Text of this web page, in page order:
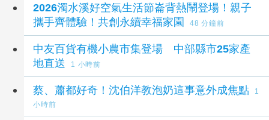
2026濁水溪好空氣生活節崙背熱鬧登場！親子
攜手齊體驗！共創永續幸福家園
48 分鐘前
中友百貨有機小農市集登場 中部縣市25家產
地直送
1 小時前
蔡、蕭都好奇！沈伯洋教泡奶這事意外成焦點
1
小時前